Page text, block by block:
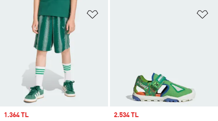
Sale price
1.364 TL Sale price
2.534 TL